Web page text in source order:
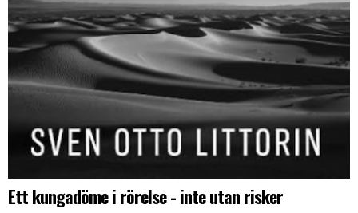
Ett kungadöme i rörelse - inte utan risker